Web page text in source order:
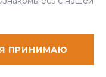
Я ПРИНИМАЮ